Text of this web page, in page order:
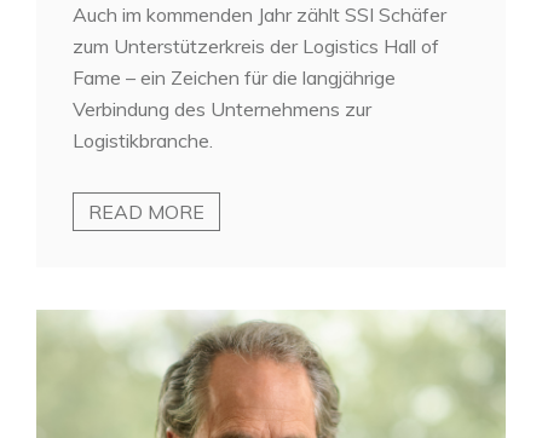
Auch im kommenden Jahr zählt SSI Schäfer
zum Unterstützerkreis der Logistics Hall of
Fame – ein Zeichen für die langjährige
Verbindung des Unternehmens zur
Logistikbranche.
READ MORE